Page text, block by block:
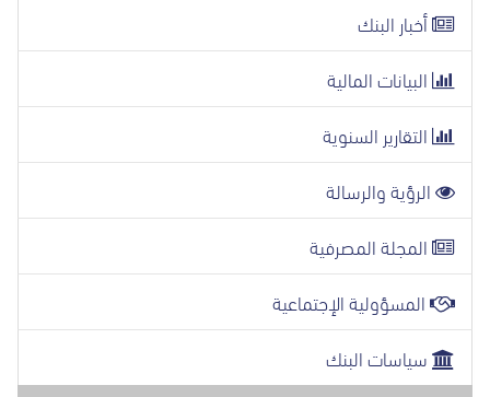
أخبار البنك
البيانات المالية
التقارير السنوية
الرؤية والرسالة
المجلة المصرفية
المسؤولية الإجتماعية
سياسات البنك